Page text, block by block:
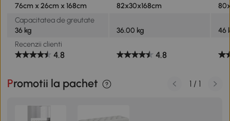
76cm x 26cm x 168cm
82x30x168cm
Capacitatea de greutate
36 kg
36.00 kg
46
Recenzii clienti
4.8 4.8
Promotii la pachet 1 / 1